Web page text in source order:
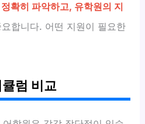
확히 파악하고, 유학원의 지
합니다. 어떤 지원이 필요한
럼 비교